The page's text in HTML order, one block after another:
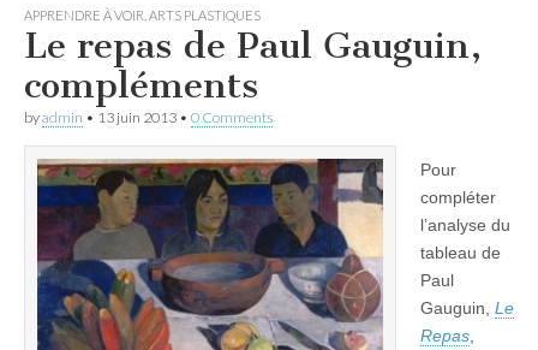
APPRENDRE À VOIR ARTS PLASTIQUES
Le repas de Paul Gauguin,
compléments
byadmin • 13 juin 2013 • 0 Comments
Pour
compléter
l’analyse du
tableau de
Paul
Gauguin, Le
Repas